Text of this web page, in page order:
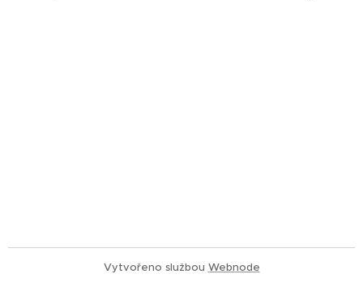
Vytvořeno službou Webnode